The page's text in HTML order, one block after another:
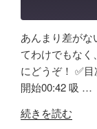
＆
ノ
イ
キ
ャ
ん
な
製
品？
ポ
Amazon
RSS
RSS FEED
SHARE
LINK
EMBED
あんまり差がな
てわけでもなく
にどうぞ！ ✅️
開始00:42 吸 …
"吸
続きを読む